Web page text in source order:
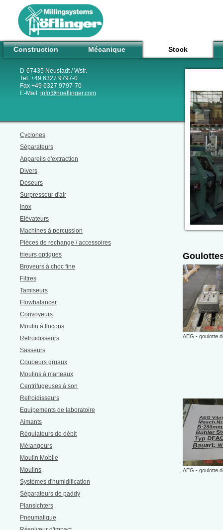
D-67435 Neustadt / Wstr.
Tel. +49 6327 9797-0
Fax +49 6327 9797-70
E-Mail: info@hoeflinger.com
Construction Mécanique Stock
Cyclones
Séparateurs
Appareils d'extraction
Divers
Doseurs
Surpresseur d'air
Inox
Elévateurs
Machines à percussion
Pièces de rechange / accessoires
trieurs optiques
Broyeurs à choc fine
Filtres
Tamiseurs
Flowbalancer
Convoyeurs
Moulin à flocons
Refroidisseurs
Sasseurs
Coupeurs gruaux
Moulins à marteaux
Centrifugeuses à son
Refroidisseurs
Equipements de laboratoire
Aimants
Régulateurs de débit
Mélangeurs
Moulin Mobile
Moulins
Systèmes d'humidification
Séparateurs de paddy
Plansichters
Pneumatique
AEG - goulotte
AEG - goulotte